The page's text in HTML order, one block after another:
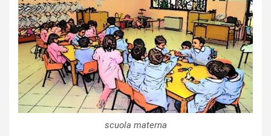
scuola materna